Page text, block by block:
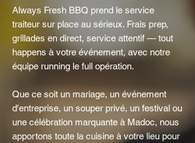
Always Fresh BBQ prend le service
traiteur sur place au sérieux. Frais prep,
grillades en direct, service attentif — tout
happens à votre événement, avec notre
équipe running le full opération.
Que ce soit un mariage, un événement
d'entreprise, un souper privé, un festival ou
une célébration marquante à Madoc, nous
apportons toute la cuisine à votre lieu pour